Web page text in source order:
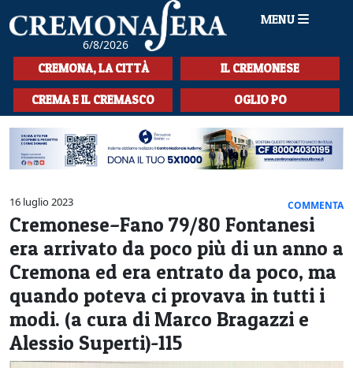
6/8/2026
MENU
HOME
CRONACA
SPORT
LA MUSICA
CULTURA
LA STORIA
SPETTACOLI
L'EDITORIALE
SEZIONI
CERCA
CREMONA, LA CITTÀ IL CREMONESE
CREMA E IL CREMASCO OGLIO PO
16 luglio 2023 COMMENTA
Cremonese–Fano 79/80 Fontanesi
era arrivato da poco più di un anno a
Cremona ed era entrato da poco, ma
quando poteva ci provava in tutti i
modi. (a cura di Marco Bragazzi e
Alessio Superti)-115